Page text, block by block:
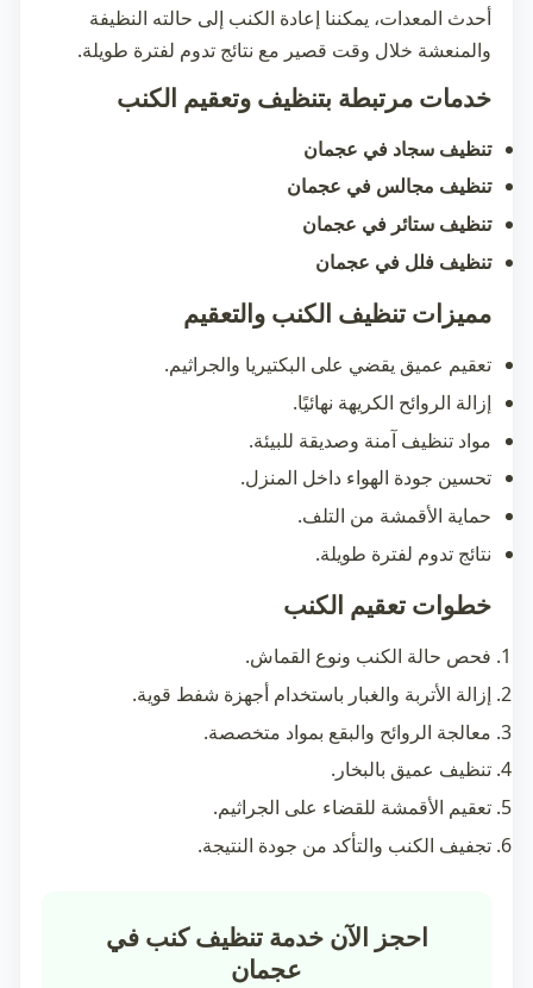
أحدث المعدات، يمكننا إعادة الكنب إلى حالته النظيفة
والمنعشة خلال وقت قصير مع نتائج تدوم لفترة طويلة.
خدمات مرتبطة بتنظيف وتعقيم الكنب
تنظيف سجاد في عجمان
تنظيف مجالس في عجمان
تنظيف ستائر في عجمان
تنظيف فلل في عجمان
مميزات تنظيف الكنب والتعقيم
تعقيم عميق يقضي على البكتيريا والجراثيم.
إزالة الروائح الكريهة نهائيًا.
مواد تنظيف آمنة وصديقة للبيئة.
تحسين جودة الهواء داخل المنزل.
حماية الأقمشة من التلف.
نتائج تدوم لفترة طويلة.
خطوات تعقيم الكنب
فحص حالة الكنب ونوع القماش.
إزالة الأتربة والغبار باستخدام أجهزة شفط قوية.
معالجة الروائح والبقع بمواد متخصصة.
تنظيف عميق بالبخار.
تعقيم الأقمشة للقضاء على الجراثيم.
تجفيف الكنب والتأكد من جودة النتيجة.
احجز الآن خدمة تنظيف كنب في
عجمان